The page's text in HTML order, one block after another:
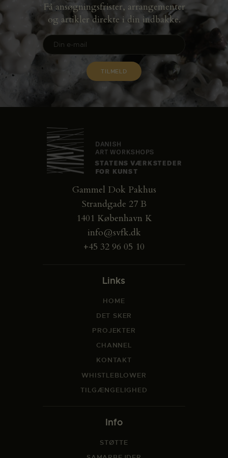
Få ansøgningsfrister, arrangementer
og artikler direkte i din indbakke.
Gammel Dok Pakhus
Strandgade 27 B
1401 København K
info@svfk.dk
+45 32 96 05 10
Links
HOME
DET SKER
PROJEKTER
CHANNEL
KONTAKT
WHISTLEBLOWER
TILGÆNGELIGHED
Info
STØTTE